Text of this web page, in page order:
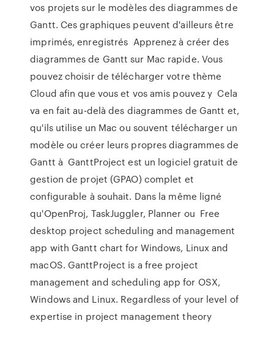
vos projets sur le modèles des diagrammes de
Gantt. Ces graphiques peuvent d'ailleurs être
imprimés, enregistrés Apprenez à créer des
diagrammes de Gantt sur Mac rapide. Vous
pouvez choisir de télécharger votre thème
Cloud afin que vous et vos amis pouvez y Cela
va en fait au-delà des diagrammes de Gantt et,
qu'ils utilise un Mac ou souvent télécharger un
modèle ou créer leurs propres diagrammes de
Gantt à GanttProject est un logiciel gratuit de
gestion de projet (GPAO) complet et
configurable à souhait. Dans la même ligné
qu'OpenProj, TaskJuggler, Planner ou Free
desktop project scheduling and management
app with Gantt chart for Windows, Linux and
macOS. GanttProject is a free project
management and scheduling app for OSX,
Windows and Linux. Regardless of your level of
expertise in project management theory